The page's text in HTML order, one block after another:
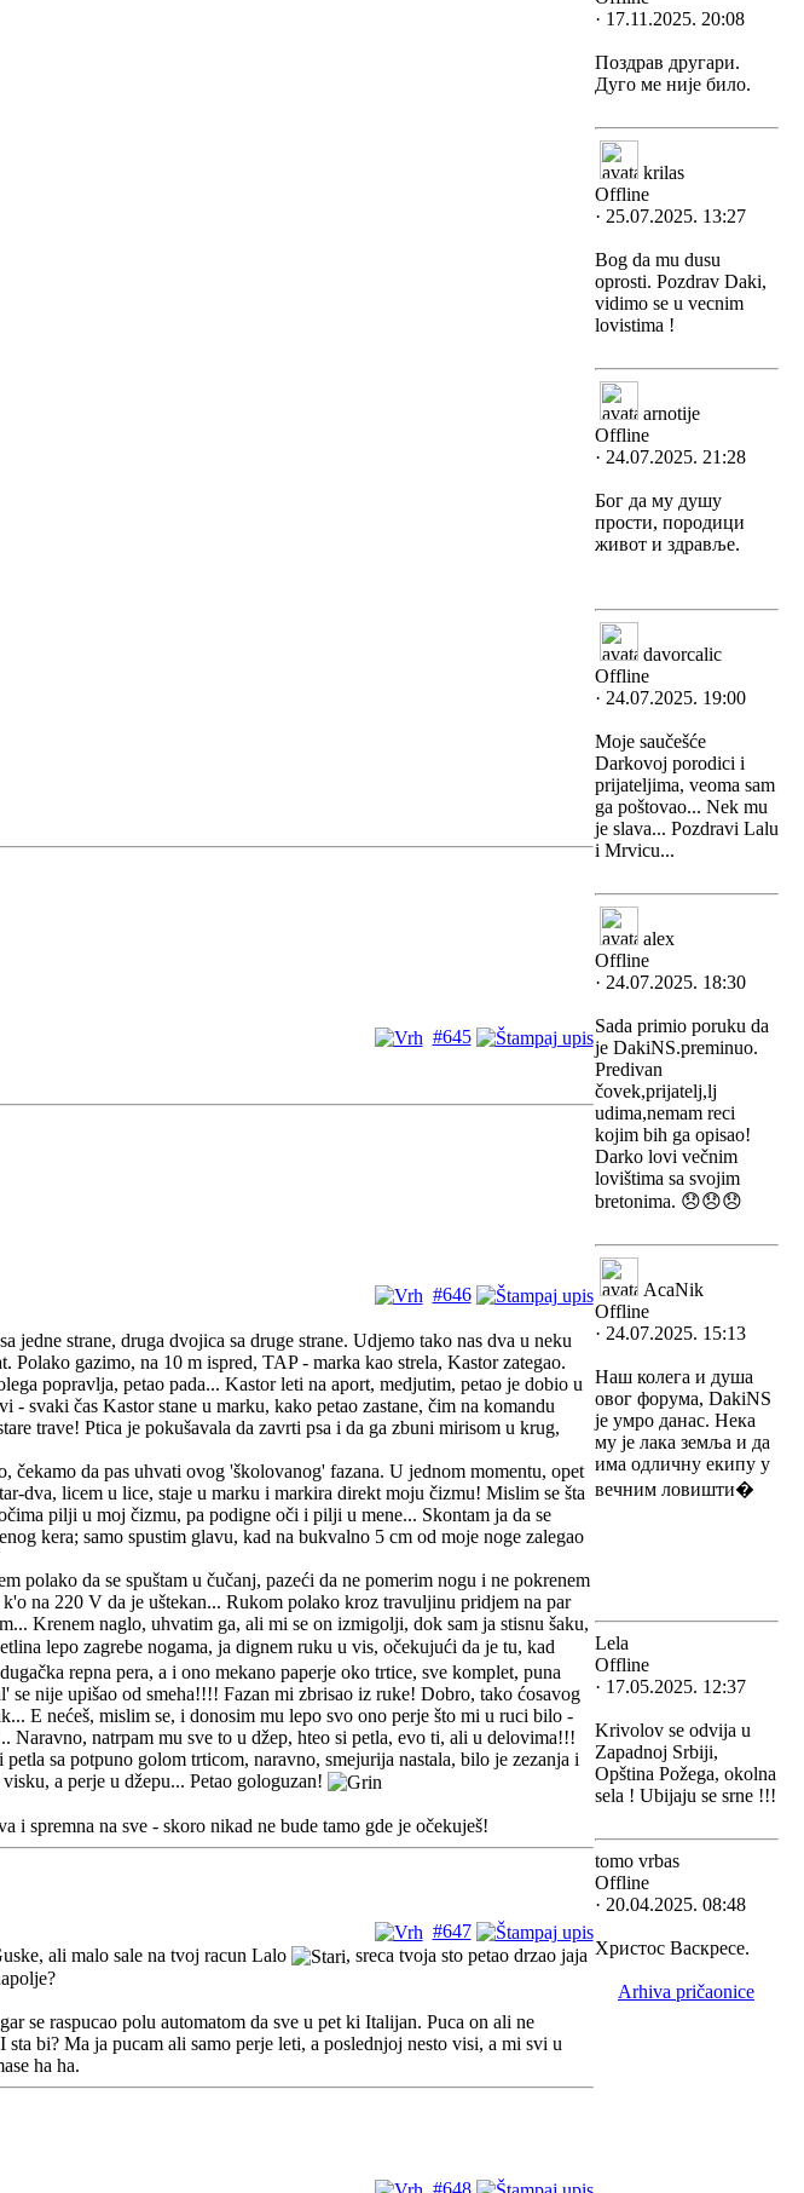
#645
#646
jedne strane, druga dvojica sa druge strane. Udjemo tako nas dva u neku
Polako gazimo, na 10 m ispred, TAP - marka kao strela, Kastor zategao.
popravlja, petao pada... Kastor leti na aport, medjutim, petao je dobio u
svaki čas Kastor stane u marku, kako petao zastane, čim na komandu
trave! Ptica je pokušavala da zavrti psa i da ga zbuni mirisom u krug,
da pas uhvati ovog 'školovanog' fazana. U jednom momentu, opet
dva, licem u lice, staje u marku i markira direkt moju čizmu! Mislim se šta
pilji u moj čizmu, pa podigne oči i pilji u mene... Skontam ja da se
kera; samo spustim glavu, kad na bukvalno 5 cm od moje noge zalegao
polako da se spuštam u čučanj, pazeći da ne pomerim nogu i ne pokrenem
na 220 V da je uštekan... Rukom polako kroz travuljinu pridjem na par
Krenem naglo, uhvatim ga, ali mi se on izmigolji, dok sam ja stisnu šaku,
lepo zagrebe nogama, ja dignem ruku u vis, očekujući da je tu, kad
repna pera, a i ono mekano paperje oko trtice, sve komplet, puna
se nije upišao od smeha!!!! Fazan mi zbrisao iz ruke! Dobro, tako ćosavog
E nećeš, mislim se, i donosim mu lepo svo ono perje što mi u ruci bilo -
Naravno, natrpam mu sve to u džep, hteo si petla, evo ti, ali u delovima!!!
sa potpuno golom trticom, naravno, smejurija nastala, bilo je zezanja i
a perje u džepu... Petao gologuzan!
spremna na sve - skoro nikad ne bude tamo gde je očekuješ!
#647
ali malo sale na tvoj racun Lalo
, sreca tvoja sto petao drzao jaja
se raspucao polu automatom da sve u pet ki Italijan. Puca on ali ne
bi? Ma ja pucam ali samo perje leti, a poslednjoj nesto visi, a mi svi u
ha ha.
#648
· 17.11.2025. 20:08
Поздрав другари.
Дуго ме није било.
krilas
Offline
· 25.07.2025. 13:27
Bog da mu dusu
oprosti. Pozdrav Daki,
vidimo se u vecnim
lovistima !
arnotije
Offline
· 24.07.2025. 21:28
Бог да му душу
прости, породици
живот и здравље.
davorcalic
Offline
· 24.07.2025. 19:00
Moje saučešće
Darkovoj porodici i
prijateljima, veoma sam
ga poštovao... Nek mu
je slava... Pozdravi Lalu
i Mrvicu...
alex
Offline
· 24.07.2025. 18:30
Sada primio poruku da
je DakiNS.preminuo.
Predivan
čovek,prijatelj,lj
udima,nemam reci
kojim bih ga opisao!
Darko lovi večnim
lovištima sa svojim
bretonima. 😞😞😞
AcaNik
Offline
· 24.07.2025. 15:13
Наш колега и душа
овог форума, DakiNS
је умро данас. Нека
му је лака земља и да
има одличну екипу у
вечним ловишти�
Lela
Offline
· 17.05.2025. 12:37
Krivolov se odvija u
Zapadnoj Srbiji,
Opština Požega, okolna
sela ! Ubijaju se srne !!!
tomo vrbas
Offline
· 20.04.2025. 08:48
Христос Васкресе.
Arhiva pričaonice